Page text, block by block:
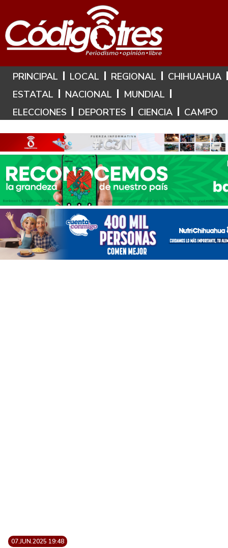
Hoy es: 10 de Agosto de 2026
PRINCIPAL LOCAL REGIONAL
CHIHUAHUA
ESTATAL
NACIONAL
MUNDIAL
ELECCIONES
DEPORTES CIENCIA CAMPO
07.JUN.2025 19:48